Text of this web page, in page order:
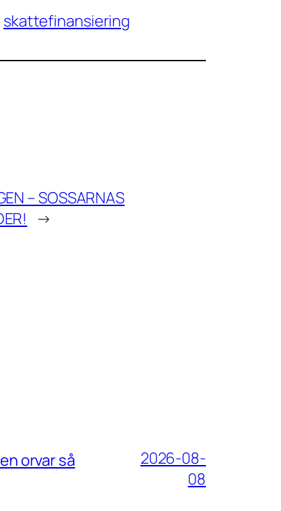
skattefinansiering
– SOSSARNAS
→
orvar så
2026-08-
08